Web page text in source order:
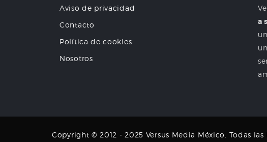
Aviso de privacidad
Contacto
Política de cookies
Nosotros
a
Copyright © 2012 - 2025 Versus Media México. Todas